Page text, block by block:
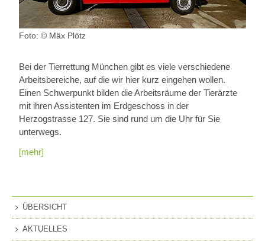
Foto: © Mäx Plötz
Bei der Tierrettung München gibt es viele verschiedene
Arbeitsbereiche, auf die wir hier kurz eingehen wollen.
Einen Schwerpunkt bilden die Arbeitsräume der Tierärzte
mit ihren Assistenten im Erdgeschoss in der
Herzogstrasse 127. Sie sind rund um die Uhr für Sie
unterwegs.
[mehr]
ÜBERSICHT
AKTUELLES